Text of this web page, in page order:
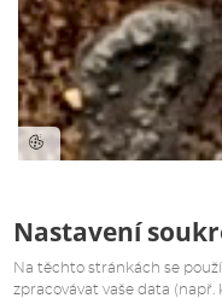
Nastavení
Na těchto stránkách se
zpracovávat vaše data